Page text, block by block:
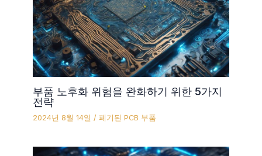
부품 노후화 위험을 완화하기 위한 5가지
전략
2024년 8월 14일 /폐기된 PCB 부품